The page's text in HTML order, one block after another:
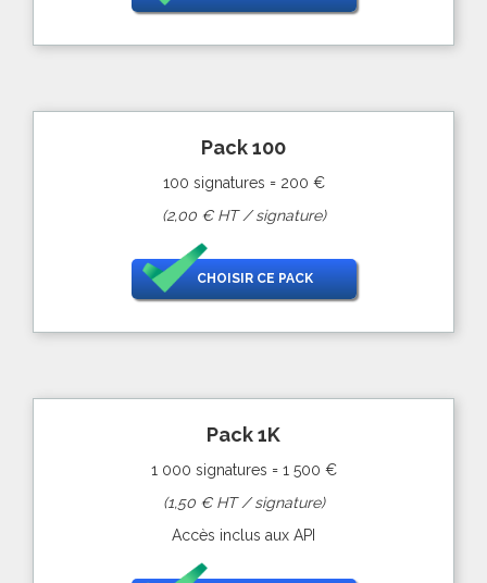
Pack 100
100 signatures = 200 €
(2,00 € HT / signature)
CHOISIR CE PACK
Pack 1K
1 000 signatures = 1 500 €
(1,50 € HT / signature)
Accès inclus aux API